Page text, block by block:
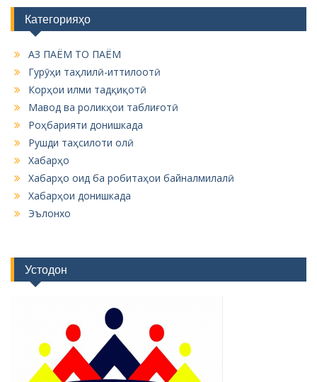
Категорияҳо
АЗ ПАЁМ ТО ПАЁМ
Гурӯҳи таҳлилӣ-иттилоотӣ
Корҳои илми тадқиқотӣ
Мавод ва роликҳои таблиғотӣ
Роҳбарияти донишкада
Рушди таҳсилоти олӣ
Хабарҳо
Хабарҳо оид ба робитаҳои байналмилалӣ
Хабарҳои донишкада
Эълонхо
Устодон